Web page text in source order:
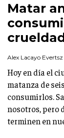
Matar
Alex Lacayo Evertsz
Hoy en día el
matanza de
consumirlos.
nosotros, pero
terminen en